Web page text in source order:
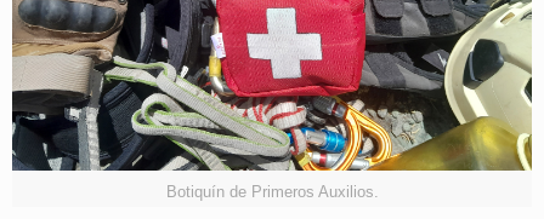
Botiquín de Primeros Auxilios.